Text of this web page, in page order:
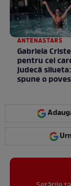
ANTENASTARS
Gabriela
pentru cei
judecă
spune o